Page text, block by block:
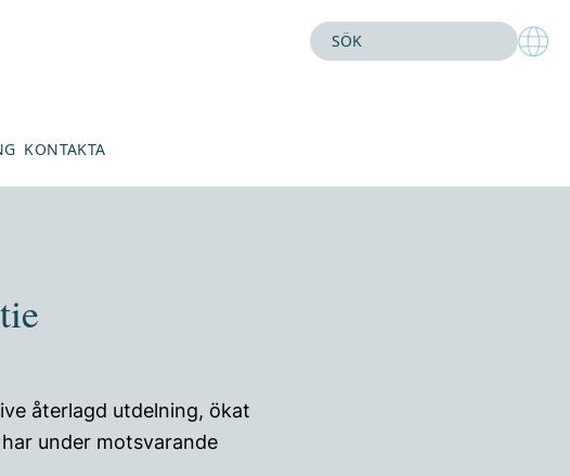
KONTAKTA
återlagd utdelning, ökat
under motsvarande